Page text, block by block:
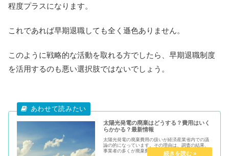
程度プラスになります。
これであれば早期退職しても全く遜色ありません。
このように戦略的な活動を取れる方でしたら、早期退職制度
を活用するのも悪い選択肢ではないでしょう。
太陽光発電の廃棄はどうする？費用はいく
らかかる？最新情報
太陽光発電の廃棄費用の扱いが経済産業省内での議
論の的になっています。その理由は、調査の結果、
事業者の多くが廃棄費用を積み立てていない事が判